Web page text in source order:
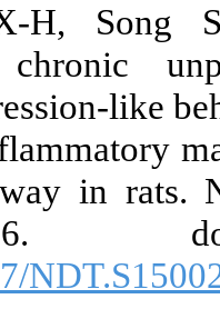
33. Yang
induced
HPA axis,
catenin
[